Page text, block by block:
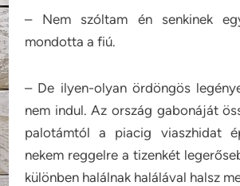
– Nem szóltam én senkinek
mondotta a fiú.
– De ilyen-olyan ördöngös
nem indul. Az ország gabonáját
palotámtól a piacig viaszhidat
nekem reggelre a tizenkét
különben halálnak halálával halsz